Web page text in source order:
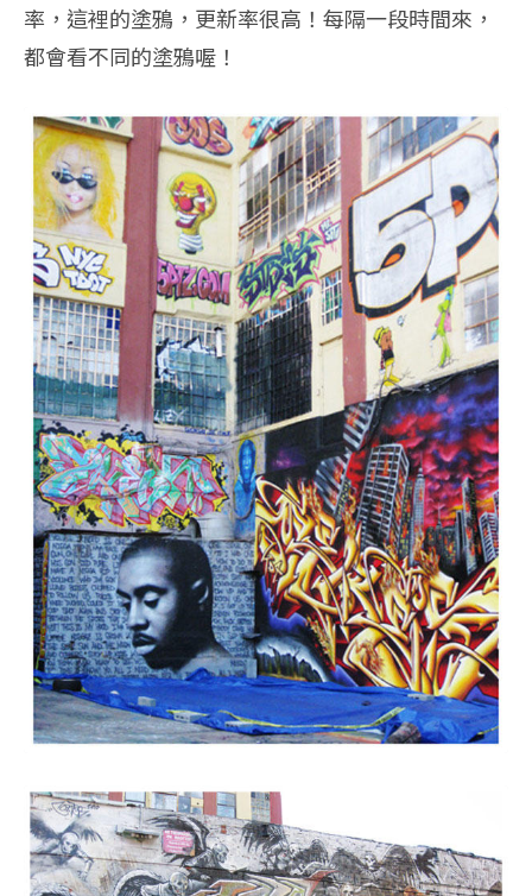
率，這裡的塗鴉，更新率很高！每隔一段時間來，
都會看不同的塗鴉喔！